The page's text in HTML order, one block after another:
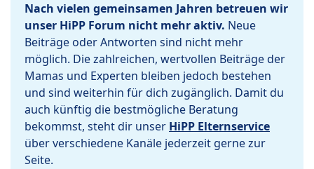
Nach vielen gemeinsamen Jahren betreuen wir
unser HiPP Forum nicht mehr aktiv. Neue
Beiträge oder Antworten sind nicht mehr
möglich. Die zahlreichen, wertvollen Beiträge der
Mamas und Experten bleiben jedoch bestehen
und sind weiterhin für dich zugänglich. Damit du
auch künftig die bestmögliche Beratung
bekommst, steht dir unser HiPP Elternservice
über verschiedene Kanäle jederzeit gerne zur
Seite.